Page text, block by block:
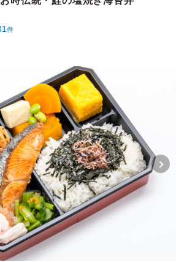
件